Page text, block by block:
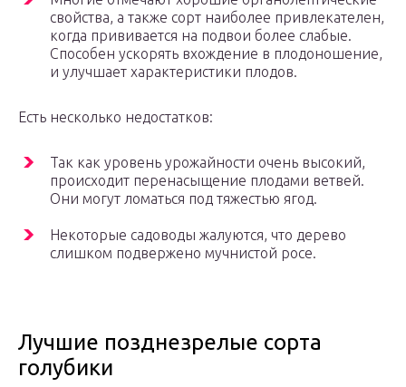
свойства, а также сорт наиболее привлекателен,
когда прививается на подвои более слабые.
Способен ускорять вхождение в плодоношение,
и улучшает характеристики плодов.
Есть несколько недостатков:
Так как уровень урожайности очень высокий,
происходит перенасыщение плодами ветвей.
Они могут ломаться под тяжестью ягод.
Некоторые садоводы жалуются, что дерево
слишком подвержено мучнистой росе.
Лучшие позднезрелые сорта
голубики